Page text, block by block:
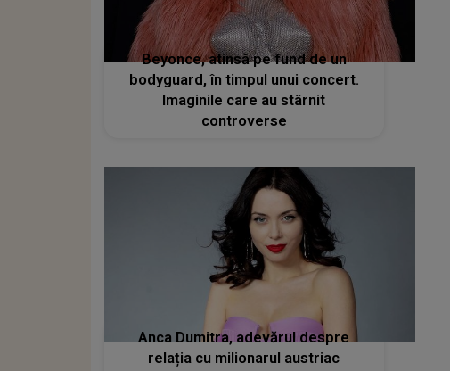
Beyonce, atinsă pe fund de un
bodyguard, în timpul unui concert.
Imaginile care au stârnit
controverse
Anca Dumitra, adevărul despre
relația cu milionarul austriac